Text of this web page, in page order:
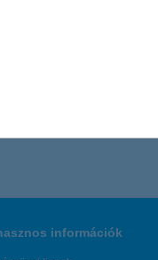
információk